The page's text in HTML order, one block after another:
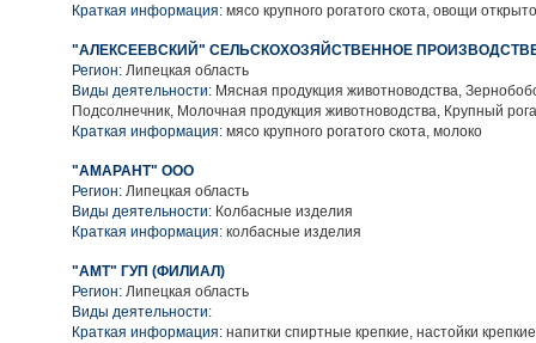
Краткая информация: мясо крупного рогатого скота, овощи
"АЛЕКСЕЕВСКИЙ" СЕЛЬСКОХОЗЯЙСТВЕННОЕ
Регион: Липецкая область
Виды деятельности: Мясная продукция животноводства,
Подсолнечник, Молочная продукция животноводства, Крупный
Краткая информация: мясо крупного рогатого скота, молоко
"АМАРАНТ" ООО
Регион: Липецкая область
Виды деятельности: Колбасные изделия
Краткая информация: колбасные изделия
"АМТ" ГУП (ФИЛИАЛ)
Регион: Липецкая область
Виды деятельности:
Краткая информация: напитки спиртные крепкие, настойки